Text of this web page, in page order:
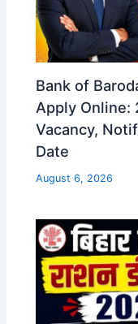
Bank of
Apply
Vacancy,
Date
August 6, 2026